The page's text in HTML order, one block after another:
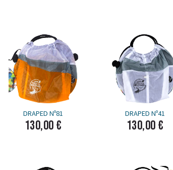
DRAPED Nº81
130,00 €
DRAPED Nº41
130,00 €